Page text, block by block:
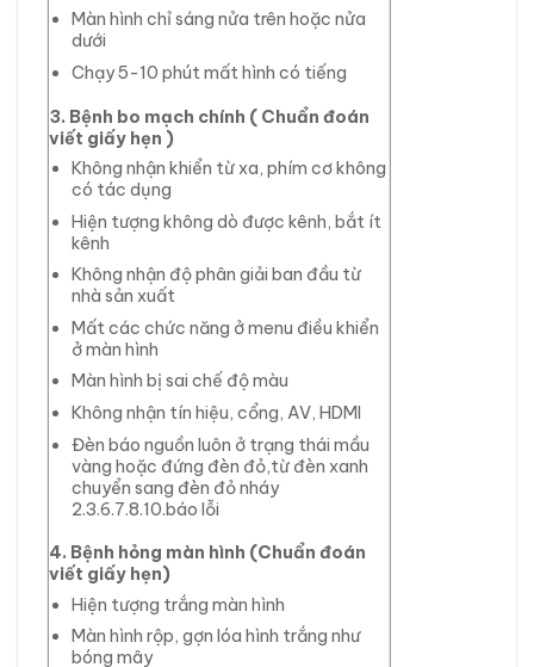
Màn hình chỉ sáng nửa trên hoặc nửa
dưới
Chạy 5-10 phút mất hình có tiếng
3. Bệnh bo mạch chính ( Chuẩn đoán
viết giấy hẹn )
Không nhận khiển từ xa, phím cơ không
có tác dụng
Hiện tượng không dò được kênh, bắt ít
kênh
Không nhận độ phân giải ban đầu từ
nhà sản xuất
Mất các chức năng ở menu điều khiển
ở màn hình
Màn hình bị sai chế độ màu
Không nhận tín hiệu, cổng, AV, HDMI
Đèn báo nguồn luôn ở trạng thái mầu
vàng hoặc đứng đèn đỏ,từ đèn xanh
chuyển sang đèn đỏ nháy
2.3.6.7.8.10.báo lỗi
4. Bệnh hỏng màn hình (Chuẩn đoán
viết giấy hẹn)
Hiện tượng trắng màn hình
Màn hình rộp, gợn lóa hình trắng như
bóng mây